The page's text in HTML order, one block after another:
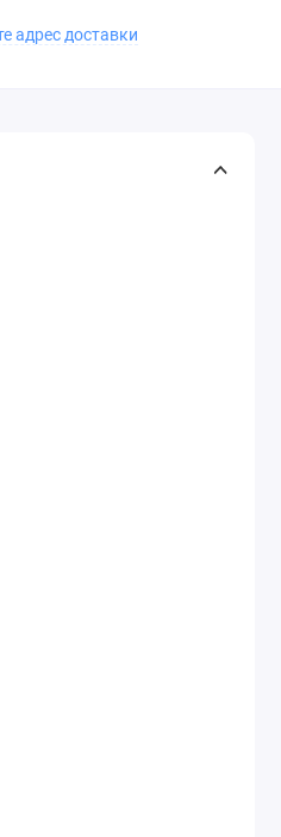
адрес доставки